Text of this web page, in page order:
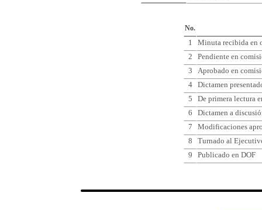
No.
1
Minuta recibida en
2
Pendiente en
3
Aprobado en
4
Dictamen
5
De primera lectura
6
Dictamen a
7
Modificaciones
8
Turnado al
9
Publicado en DOF